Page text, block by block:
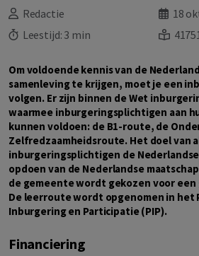
Redactie
18
Leestijd: 3 min
Om voldoende kennis van de
samenleving te krijgen, moet je een
volgen. Er zijn binnen de Wet
waarmee inburgeringsplichtigen aan
kunnen voldoen: de B1-route, de
Zelfredzaamheidsroute. Het doel van
inburgeringsplichtigen de
opdoen van de Nederlandse
de gemeente wordt gekozen voor
De leerroute wordt opgenomen in het
Inburgering en Participatie (PIP).
Financiering